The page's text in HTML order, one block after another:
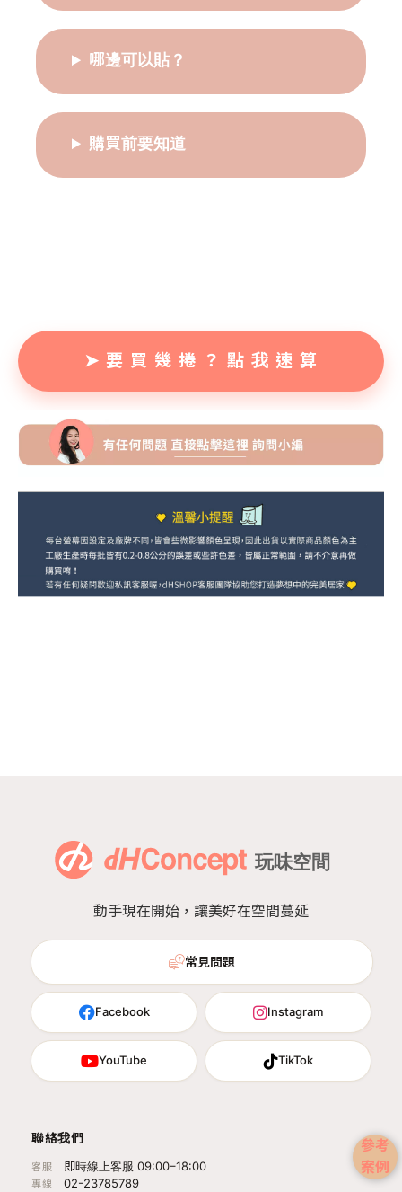
參考
案例
哪邊可以貼？
購買前要知道
➤ 要 買 幾 捲 ？ 點 我 速 算
動手現在開始，讓美好在空間蔓延
常見問題
Facebook Instagram
YouTube TikTok
聯絡我們
客服 即時線上客服 09:00–18:00
專線 02-23785789